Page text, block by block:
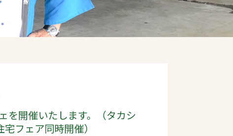
開催いたします。（タカシ
フェア同時開催）